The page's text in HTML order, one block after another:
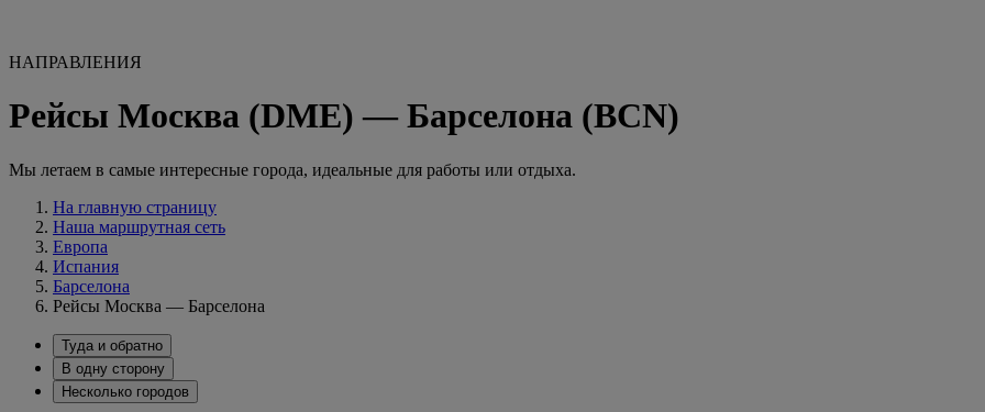
НАПРАВЛЕНИЯ
Рейсы Москва (DME) — Барселона (BCN)
Мы летаем в самые интересные города, идеальные для работы или отдыха.
На главную страницу
Наша маршрутная сеть
Европа
Испания
Барселона
Рейсы Москва — Барселона
Туда и обратно
В одну сторону
Несколько городов